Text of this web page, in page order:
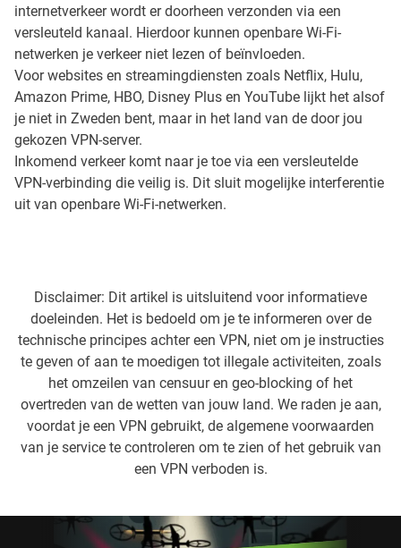
internetverkeer wordt er doorheen verzonden via een
versleuteld kanaal. Hierdoor kunnen openbare Wi-Fi-
netwerken je verkeer niet lezen of beïnvloeden.
Voor websites en streamingdiensten zoals Netflix, Hulu,
Amazon Prime, HBO, Disney Plus en YouTube lijkt het alsof
je niet in Zweden bent, maar in het land van de door jou
gekozen VPN-server.
Inkomend verkeer komt naar je toe via een versleutelde
VPN-verbinding die veilig is. Dit sluit mogelijke interferentie
uit van openbare Wi-Fi-netwerken.
Disclaimer: Dit artikel is uitsluitend voor informatieve
doeleinden. Het is bedoeld om je te informeren over de
technische principes achter een VPN, niet om je instructies
te geven of aan te moedigen tot illegale activiteiten, zoals
het omzeilen van censuur en geo-blocking of het
overtreden van de wetten van jouw land. We raden je aan,
voordat je een VPN gebruikt, de algemene voorwaarden
van je service te controleren om te zien of het gebruik van
een VPN verboden is.